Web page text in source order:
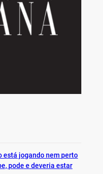
está jogando nem perto
pode e deveria estar